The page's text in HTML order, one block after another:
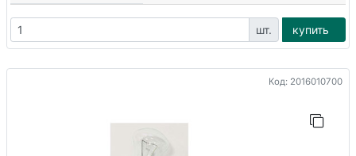
шт. купить
Код: 2016010700